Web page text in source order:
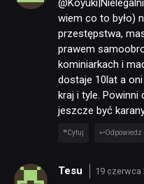
wiem co to było)
przestępstwa,
prawem
kominiarkach i
dostaje 10lat a
kraj i tyle. Powinni
jeszcze być
Cytuj Odpowiedz
Tesu 19 czerwca